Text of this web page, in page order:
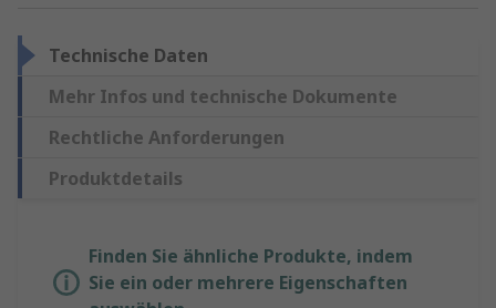
Technische Daten
Mehr Infos und technische Dokumente
Rechtliche Anforderungen
Produktdetails
Finden Sie ähnliche Produkte, indem
Sie ein oder mehrere Eigenschaften